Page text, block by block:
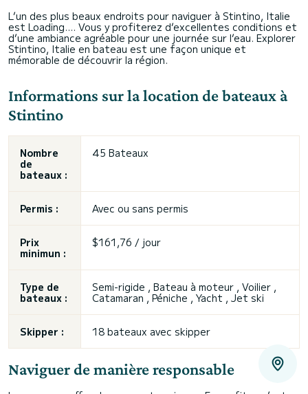
L’un des plus beaux endroits pour naviguer à Stintino, Italie
est Loading.... Vous y profiterez d’excellentes conditions et
d’une ambiance agréable pour une journée sur l’eau. Explorer
Stintino, Italie en bateau est une façon unique et
mémorable de découvrir la région.
Informations sur la location de bateaux à
Stintino
Nombre
de
bateaux :
45 Bateaux
Permis : Avec ou sans permis
Prix
minimun :
$161,76 / jour
Type de
bateaux :
Semi-rigide , Bateau à moteur , Voilier ,
Catamaran , Péniche , Yacht , Jet ski
Skipper : 18 bateaux avec skipper
Naviguer de manière responsable